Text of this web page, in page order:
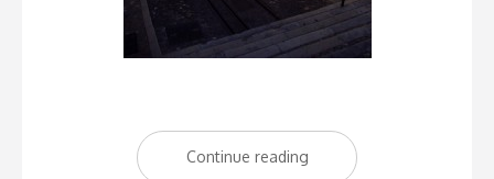
Continue reading